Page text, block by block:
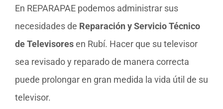
En REPARAPAE podemos administrar sus
necesidades de Reparación y Servicio Técnico
de Televisoresen Rubí. Hacer que su televisor
sea revisado y reparado de manera correcta
puede prolongar en gran medida la vida útil de su
televisor.